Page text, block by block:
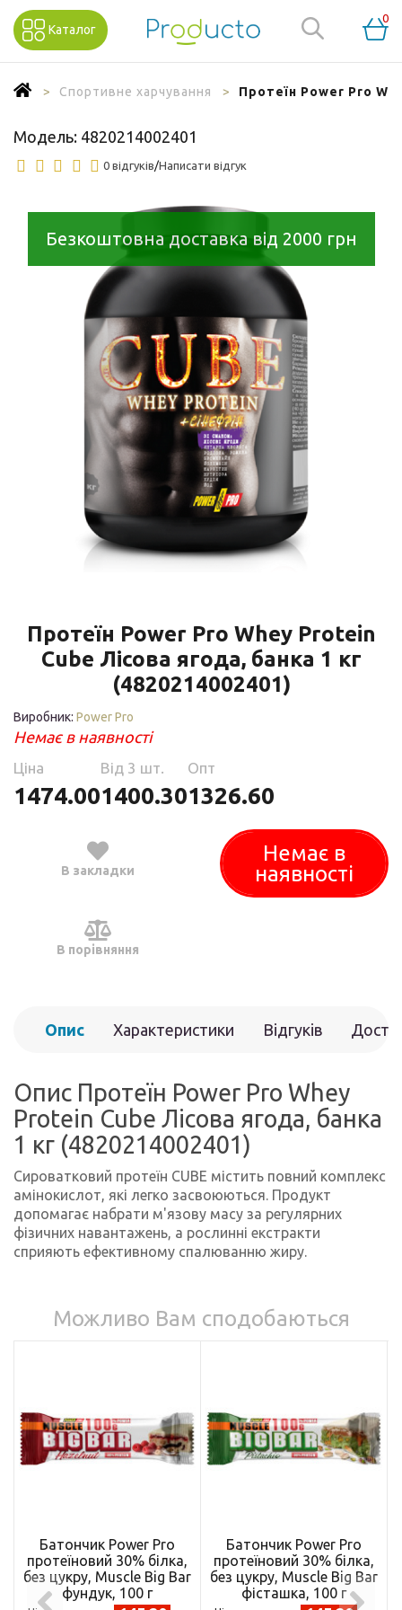
Каталог
0
Спортивне харчування Протеїн Power Pro
Модель: 4820214002401
0 відгуків/Написати відгук
Безкоштовна доставка від 2000 грн
Протеїн Power Pro Whey Protein
Cube Лісова ягода, банка 1 кг
(4820214002401)
Виробник: Power Pro
Немає в наявності
Ціна
1474.00
Від 3 шт.
1400.30
Опт
1326.60
В закладки
В порівняння
Немає в
наявності
Опис Характеристики Відгуків
Опис Протеїн Power Pro Whey
Protein Cube Лісова ягода, банка
1 кг (4820214002401)
Сироватковий протеїн CUBE містить повний комплекс
амінокислот, які легко засвоюються. Продукт
допомагає набрати м'язову масу за регулярних
фізичних навантажень, а рослинні екстракти
сприяють ефективному спалюванню жиру.
Можливо Вам сподобаються
Батончик Power Pro
протеїновий 30% білка,
без цукру, Muscle Big Bar
фундук, 100 г
Батончик Power Pro
протеїновий 30% білка,
без цукру, Muscle Big Bar
фісташка, 100 г